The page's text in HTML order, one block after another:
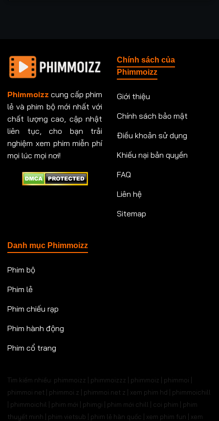
Phimmoizz cung cấp phim
lẻ và phim bộ mới nhất với
chất lượng cao, cập nhật
liên tục, cho bạn trải
nghiệm xem phim miễn phí
mọi lúc mọi nơi!
Chính sách của
Phimmoizz
Giới thiệu
Chính sách bảo mật
Điều khoản sử dụng
Khiếu nại bản quyền
FAQ
Liên hệ
Sitemap
Danh mục Phimmoizz
Phim bộ
Phim lẻ
Phim chiếu rạp
Phim hành động
Phim cổ trang
Tìm kiếm nhiều: phimmoizz | phimmoizzz | phimmoiz | phimmoi |
phimmoi net | phimmoi.z | phimmoi.net z | xem phim hd | phimmoichill
| phimmoichil | phim mới | phimgi | phim mới chill | coi phim | phim
thuyết minh | phim vietsub | phim lẻ hàn quốc | xem phim fun | xem